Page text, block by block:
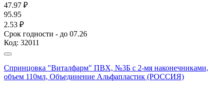
47.97 ₽
95.95
2.53 ₽
Срок годности - до 07.26
Код: 32011
Спринцовка "Виталфарм" ПВХ, №3Б с 2-мя наконечниками,
объем 110мл, Объединение Альфапластик (РОССИЯ)